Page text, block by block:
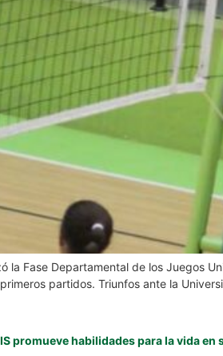
la Fase Departamental de los Juegos
partidos. Triunfos ante la
promueve habilidades para la vida